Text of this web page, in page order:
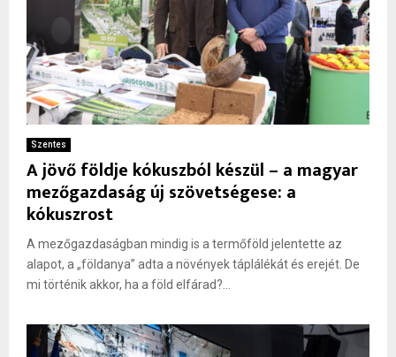
Szentes
A jövő földje kókuszból készül – a magyar
mezőgazdaság új szövetségese: a
kókuszrost
A mezőgazdaságban mindig is a termőföld jelentette az
alapot, a „földanya” adta a növények táplálékát és erejét. De
mi történik akkor, ha a föld elfárad?...